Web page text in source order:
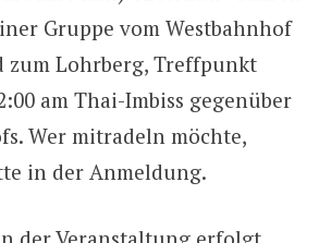
Gruppe vom Westbahnhof
zum Lohrberg, Treffpunkt
am Thai-Imbiss gegenüber
Wer mitradeln möchte,
in der Anmeldung.